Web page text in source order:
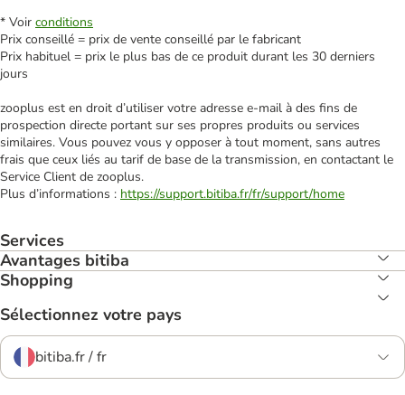
* Voir conditions
Prix conseillé = prix de vente conseillé par le fabricant
Prix habituel = prix le plus bas de ce produit durant les 30 derniers
jours
zooplus est en droit d’utiliser votre adresse e‑mail à des fins de
prospection directe portant sur ses propres produits ou services
similaires. Vous pouvez vous y opposer à tout moment, sans autres
frais que ceux liés au tarif de base de la transmission, en contactant le
Service Client de zooplus.
Plus d’informations : https://support.bitiba.fr/fr/support/home
Services
Avantages bitiba
Shopping
Sélectionnez votre pays
bitiba.fr / fr